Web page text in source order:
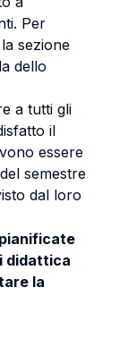
Per
sezione
dello
a tutti gli
il
essere
semestre
dal loro
didattica
la